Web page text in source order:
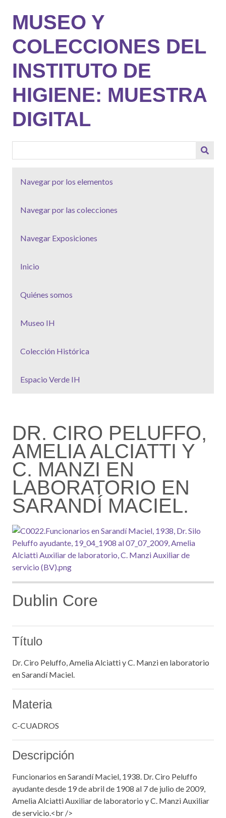
contenido
principal
MUSEO Y
COLECCIONES DEL
INSTITUTO DE
HIGIENE: MUESTRA
DIGITAL
Navegar por los elementos
Navegar por las colecciones
Navegar Exposiciones
Inicio
Quiénes somos
Museo IH
Colección Histórica
Espacio Verde IH
DR. CIRO PELUFFO,
AMELIA ALCIATTI Y
C. MANZI EN
LABORATORIO EN
SARANDÍ MACIEL.
Dublin Core
Título
Dr. Ciro Peluffo, Amelia Alciatti y C. Manzi en laboratorio
en Sarandí Maciel.
Materia
C-CUADROS
Descripción
Funcionarios en Sarandí Maciel, 1938. Dr. Ciro Peluffo
ayudante desde 19 de abril de 1908 al 7 de julio de 2009,
Amelia Alciatti Auxiliar de laboratorio y C. Manzi Auxiliar
de servicio.<br />